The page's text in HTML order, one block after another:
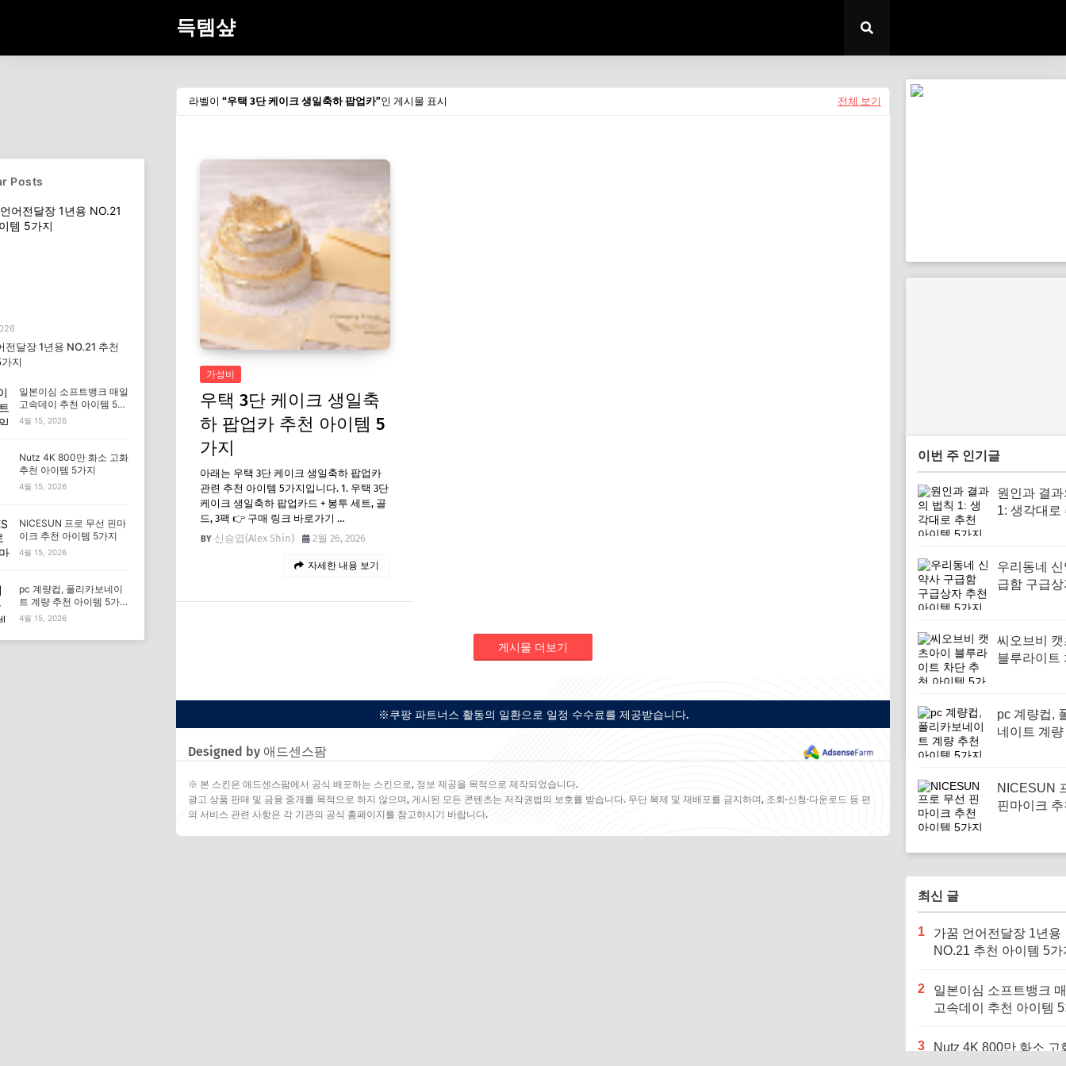
득템샾
라벨이 우택 3단 케이크 생일축하 팝업카 인 게시물 표시 전체 보기
가성비
우택 3단 케이크 생일축
하 팝업카 추천 아이템 5
가지
아래는 우택 3단 케이크 생일축하 팝업카
관련 추천 아이템 5가지입니다. 1. 우택 3단
케이크 생일축하 팝업카드 + 봉투 세트, 골
드, 3팩 👉 구매 링크 바로가기 …
신승엽(Alex Shin)
2월 26, 2026
자세한 내용 보기
게시물 더보기
※쿠팡 파트너스 활동의 일환으로 일정 수수료를 제공받습니다.
Designed by 애드센스팜
※ 본 스킨은 애드센스팜에서 공식 배포하는 스킨으로, 정보 제공을 목적으로 제작되었습니다.
광고 상품 판매 및 금융 중개를 목적으로 하지 않으며, 게시된 모든 콘텐츠는 저작권법의 보호를 받습니다. 무단 복제 및 재배포를 금지하며, 조회·신청·다운로드 등 편
의 서비스 관련 사항은 각 기관의 공식 홈페이지를 참고하시기 바랍니다.
이번 주 인기글
원인과 결
1: 생각대로
우리동네
급함 구급
씨오브비
블루라이트
pc 계량컵,
네이트 계
NICESUN
핀마이크
최신 글
1
가꿈 언어전달장 1년용
NO.21 추천 아이템 5가
2
일본이심 소프트뱅크
고속데이 추천 아이템
3
Nutz 4K 800만 화소 고
Posts
전달장 1년용 NO.21 추천
지
일본이심 소프트뱅크 매일
고속데이 추천 아이템 5가
지
4월 15, 2026
Nutz 4K 800만 화소 고화
추천 아이템 5가지
4월 15, 2026
NICESUN 프로 무선 핀마
이크 추천 아이템 5가지
4월 15, 2026
pc 계량컵, 폴리카보네이
트 계량 추천 아이템 5가
지
4월 15, 2026